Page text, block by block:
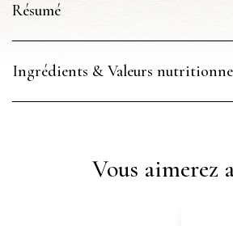
Résumé
Ingrédients & Valeurs
Vous aimerez